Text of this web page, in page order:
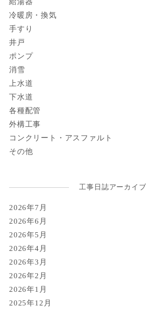
冷暖房・換気
手すり
井戸
ポンプ
消雪
上水道
下水道
各種配管
外構工事
コンクリート・アスファルト
その他
工事日誌アーカイブ
2026年7月
2026年6月
2026年5月
2026年4月
2026年3月
2026年2月
2026年1月
2025年12月